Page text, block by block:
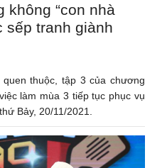
không “con nhà
sếp tranh giành
thuộc, tập 3 của chương
làm mùa 3 tiếp tục phục vụ
Bảy, 20/11/2021.